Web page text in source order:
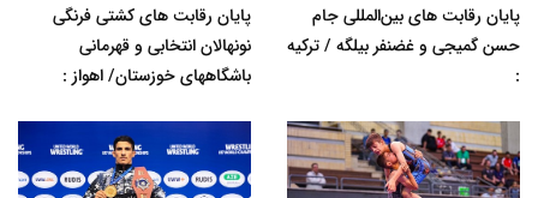
پایان رقابت های بین‌المللی جام
حسن گمیجی و غضنفر بیلگه / ترکیه
:
پایان رقابت های کشتی فرنگی
نونهالان انتخابی و قهرمانی
باشگاههای خوزستان/ اهواز :